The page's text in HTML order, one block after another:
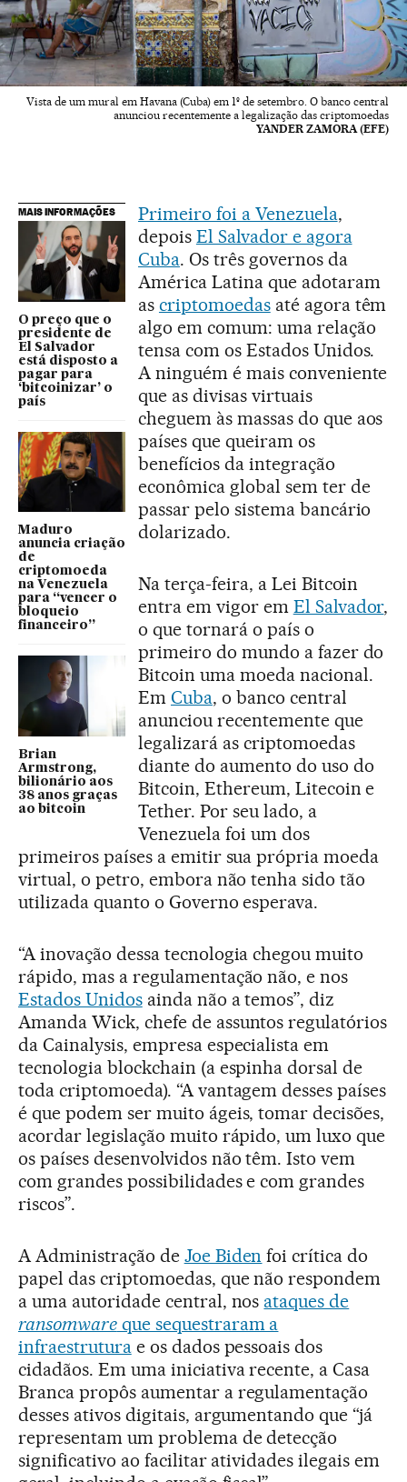
Vista de um mural em Havana (Cuba) em 1º de setembro. O banco central
anunciou recentemente a legalização das criptomoedas
YANDER ZAMORA (EFE)
MAIS INFORMAÇÕES
O preço que o
presidente de
El Salvador
está disposto a
pagar para
‘bitcoinizar’ o
país
Maduro
anuncia criação
de
criptomoeda
na Venezuela
para “vencer o
bloqueio
financeiro”
Brian
Armstrong,
bilionário aos
38 anos graças
ao bitcoin
Primeiro foi a Venezuela,
depois El Salvador e agora
Cuba. Os três governos da
América Latina que adotaram
as criptomoedasaté agora têm
algo em comum: uma relação
tensa com os Estados Unidos.
A ninguém é mais conveniente
que as divisas virtuais
cheguem às massas do que aos
países que queiram os
benefícios da integração
econômica global sem ter de
passar pelo sistema bancário
dolarizado.
Na terça-feira, a Lei Bitcoin
entra em vigor em El Salvador,
o que tornará o país o
primeiro do mundo a fazer do
Bitcoin uma moeda nacional.
Em Cuba, o banco central
anunciou recentemente que
legalizará as criptomoedas
diante do aumento do uso do
Bitcoin, Ethereum, Litecoin e
Tether. Por seu lado, a
Venezuela foi um dos
primeiros países a emitir sua própria moeda
virtual, o petro, embora não tenha sido tão
utilizada quanto o Governo esperava.
“A inovação dessa tecnologia chegou muito
rápido, mas a regulamentação não, e nos
Estados Unidosainda não a temos”, diz
Amanda Wick, chefe de assuntos regulatórios
da Cainalysis, empresa especialista em
tecnologia blockchain (a espinha dorsal de
toda criptomoeda). “A vantagem desses países
é que podem ser muito ágeis, tomar decisões,
acordar legislação muito rápido, um luxo que
os países desenvolvidos não têm. Isto vem
com grandes possibilidades e com grandes
riscos”.
A Administração de Joe Biden foi crítica do
papel das criptomoedas, que não respondem
a uma autoridade central, nos ataques de
ransomwareque sequestraram a
infraestruturae os dados pessoais dos
cidadãos. Em uma iniciativa recente, a Casa
Branca propôs aumentar a regulamentação
desses ativos digitais, argumentando que “já
representam um problema de detecção
significativo ao facilitar atividades ilegais em